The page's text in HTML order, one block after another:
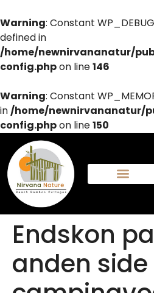
Warning: Constant
defined in
/home/newnirvananatur/
config.phpon line146
Warning: Constant
in/home/newnirvananatur/
config.phpon line150
Endskon
anden side